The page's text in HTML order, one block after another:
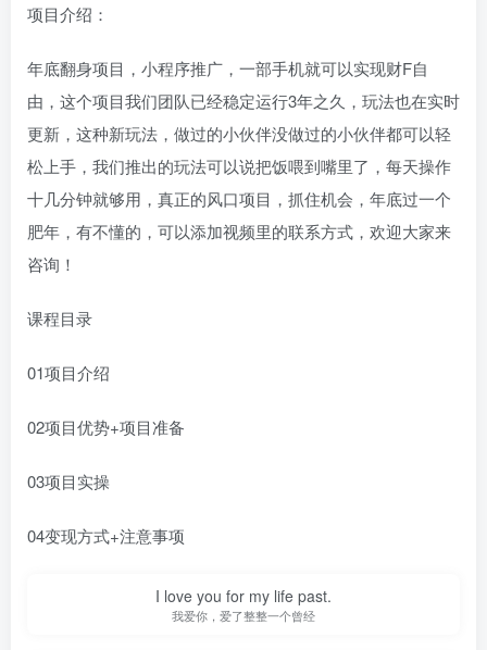
项目介绍：
年底翻身项目，小程序推广，一部手机就可以实现财F自
由，这个项目我们团队已经稳定运行3年之久，玩法也在实时
更新，这种新玩法，做过的小伙伴没做过的小伙伴都可以轻
松上手，我们推出的玩法可以说把饭喂到嘴里了，每天操作
十几分钟就够用，真正的风口项目，抓住机会，年底过一个
肥年，有不懂的，可以添加视频里的联系方式，欢迎大家来
咨询！
课程目录
01项目介绍
02项目优势+项目准备
03项目实操
04变现方式+注意事项
I love you for my life past.
我爱你，爱了整整一个曾经